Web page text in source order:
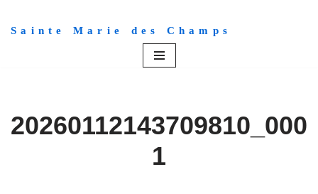
Aller
Sainte Marie des Champs
20260112143709810_000
1